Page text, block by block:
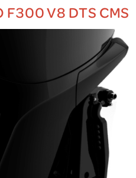
F300 V8 DTS CMS